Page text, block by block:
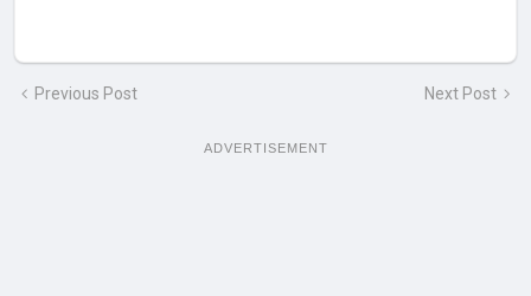
Previous Post Next Post
ADVERTISEMENT